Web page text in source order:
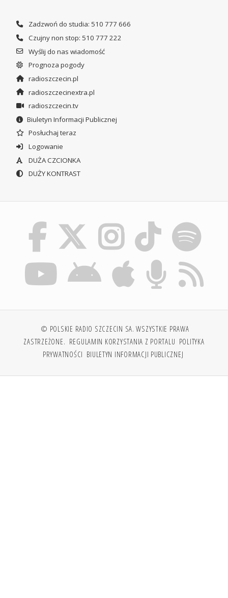
Zadzwoń do studia: 510 777 666
Czujny non stop: 510 777 222
Wyślij do nas wiadomość
Prognoza pogody
radioszczecin.pl
radioszczecinextra.pl
radioszczecin.tv
Biuletyn Informacji Publicznej
Posłuchaj teraz
Logowanie
DUŻA CZCIONKA
DUŻY KONTRAST
© POLSKIE RADIO SZCZECIN SA. WSZYSTKIE PRAWA
ZASTRZEŻONE. REGULAMIN KORZYSTANIA Z PORTALU POLITYKA
PRYWATNOŚCI BIULETYN INFORMACJI PUBLICZNEJ